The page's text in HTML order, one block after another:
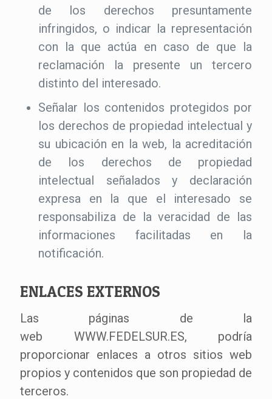
de los derechos presuntamente
infringidos, o indicar la representación
con la que actúa en caso de que la
reclamación la presente un tercero
distinto del interesado.
Señalar los contenidos protegidos por
los derechos de propiedad intelectual y
su ubicación en la web, la acreditación
de los derechos de propiedad
intelectual señalados y declaración
expresa en la que el interesado se
responsabiliza de la veracidad de las
informaciones facilitadas en la
notificación.
ENLACES EXTERNOS
Las páginas de la
web WWW.FEDELSUR.ES, podría
proporcionar enlaces a otros sitios web
propios y contenidos que son propiedad de
terceros.